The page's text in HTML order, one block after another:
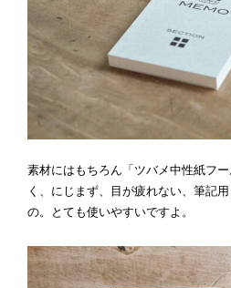
素材にはもちろん「ツバメ中性紙フ
く、にじまず、目が疲れない、筆記
の。とても使いやすいですよ。